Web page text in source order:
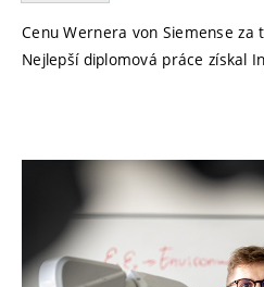
Cenu Wernera von Siemense
Nejlepší diplomová práce získal